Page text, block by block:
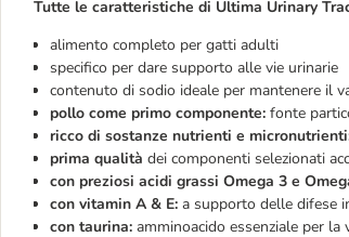
Tutte le caratteristiche di Ultima Urinary
alimento completo per gatti adulti
specifico per dare supporto alle vie urinarie
contenuto di sodio ideale per mantenere il
pollo come primo componente: fonte
ricco di sostanze nutrienti e
prima qualità dei componenti selezionati
con preziosi acidi grassi Omega 3 e
con vitamin A & E: a supporto delle difese
con taurina: amminoacido essenziale per la